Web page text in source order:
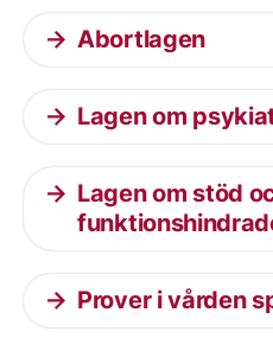
Abortlagen
Lagen om
Lagen om stöd
Prover i vården